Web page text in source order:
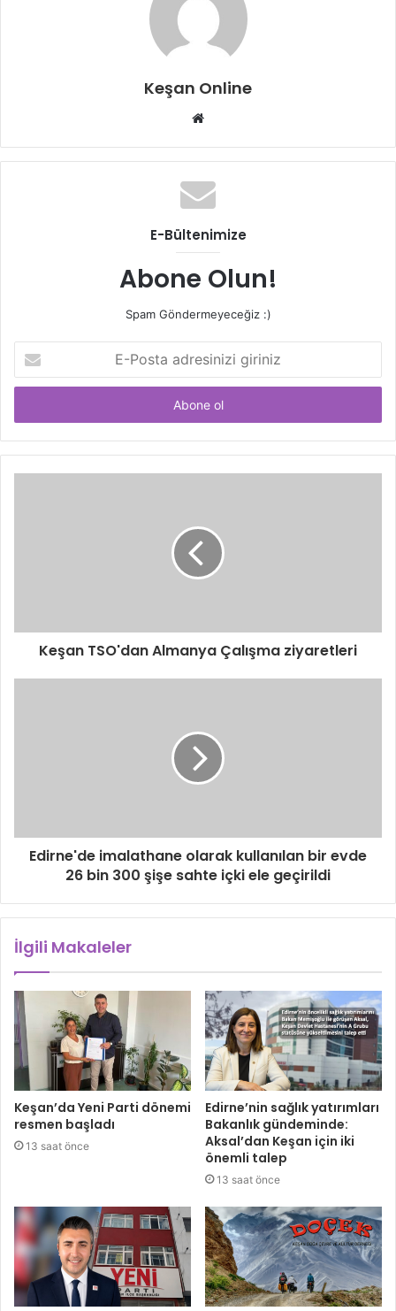
Keşan Online
Web
E-Bültenimize
Abone Olun!
Spam Göndermeyeceğiz :)
Posta
adresinizi
Keşan TSO'dan Almanya Çalışma ziyaretleri
Edirne'de imalathane olarak kullanılan bir evde
26 bin 300 şişe sahte içki ele geçirildi
İlgili Makaleler
Keşan’da Yeni Parti dönemi
resmen başladı
13 saat önce
Edirne’nin sağlık yatırımları
Bakanlık gündeminde:
Aksal’dan Keşan için iki
önemli talep
13 saat önce